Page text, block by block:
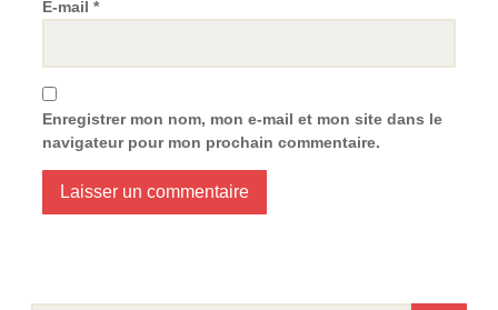
E-mail *
Enregistrer mon nom, mon e-mail et mon site dans le
navigateur pour mon prochain commentaire.